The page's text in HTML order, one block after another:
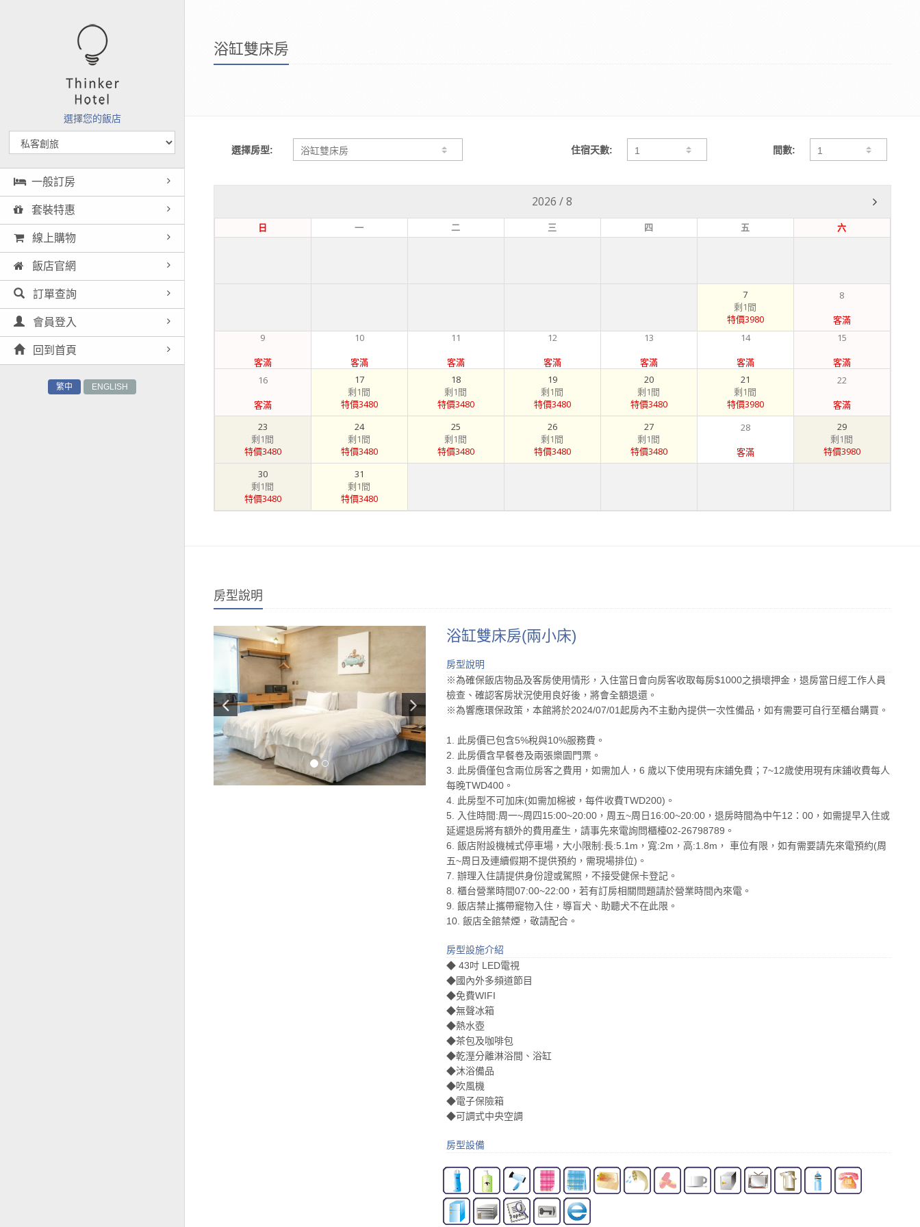
選擇您的飯店
一般訂房
套裝特惠
線上購物
飯店官網
訂單查詢
會員登入
回到首頁
繁中 ENGLISH
浴缸雙床房
選擇房型: 住宿天數: 間數:
2026 /8
日 一 二 三 四 五 六
7
剩1間
特價3980
8
客滿
9
客滿
10
客滿
11
客滿
12
客滿
13
客滿
14
客滿
15
客滿
16
客滿
17
剩1間
特價3480
18
剩1間
特價3480
19
剩1間
特價3480
20
剩1間
特價3480
21
剩1間
特價3980
22
客滿
23
剩1間
特價3480
24
剩1間
特價3480
25
剩1間
特價3480
26
剩1間
特價3480
27
剩1間
特價3480
28
客滿
29
剩1間
特價3980
30
剩1間
特價3480
31
剩1間
特價3480
房型說明
浴缸雙床房(兩小床)
房型說明
※為確保飯店物品及客房使用情形，入住當日會向房客收取每房$1000之損壞押金，退房當日經工作人員
檢查、確認客房狀況使用良好後，將會全額退還。
※為響應環保政策，本館將於2024/07/01起房內不主動內提供一次性備品，如有需要可自行至櫃台購買。
1. 此房價已包含5%稅與10%服務費。
2. 此房價含早餐卷及兩張樂園門票。
3. 此房價僅包含兩位房客之費用，如需加人，6 歲以下使用現有床鋪免費；7~12歲使用現有床鋪收費每人
每晚TWD400。
4. 此房型不可加床(如需加棉被，每件收費TWD200)。
5. 入住時間:周一~周四15:00~20:00，周五~周日16:00~20:00，退房時間為中午12：00，如需提早入住或
延遲退房將有額外的費用產生，請事先來電詢問櫃檯02-26798789。
6. 飯店附設機械式停車場，大小限制:長:5.1m，寬:2m，高:1.8m， 車位有限，如有需要請先來電預約(周
五~周日及連續假期不提供預約，需現場排位)。
7. 辦理入住請提供身份證或駕照，不接受健保卡登記。
8. 櫃台營業時間07:00~22:00，若有訂房相關問題請於營業時間內來電。
9. 飯店禁止攜帶寵物入住，導盲犬、助聽犬不在此限。
10. 飯店全館禁煙，敬請配合。
房型設施介紹
◆ 43吋 LED電視
◆國內外多頻道節目
◆免費WIFI
◆無聲冰箱
◆熱水壺
◆茶包及咖啡包
◆乾溼分離淋浴間、浴缸
◆沐浴備品
◆吹風機
◆電子保險箱
◆可調式中央空調
房型設備